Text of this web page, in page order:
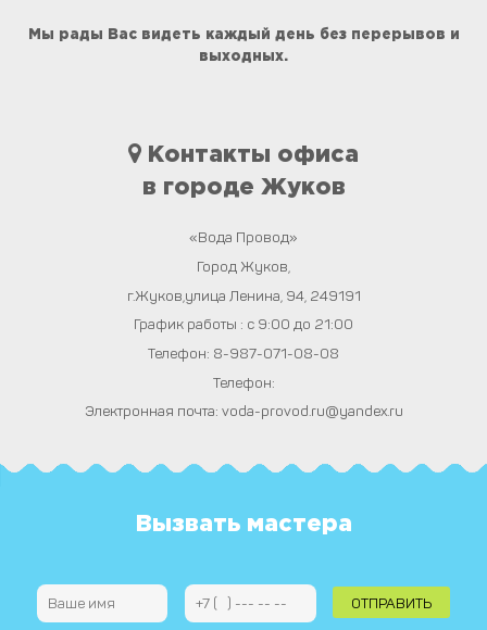
Мы рады Вас видеть каждый день без перерывов и
выходных.
Контакты офиса
в городе Жуков
«Вода Провод»
Город Жуков
г.Жуков,улица Ленина, 94, 249191
График работы : с 9:00 до 21:00
Телефон: 8-987-071-08-08
Телефон:
Электронная почта: voda-provod.ru@yandex.ru
Вызвать мастера